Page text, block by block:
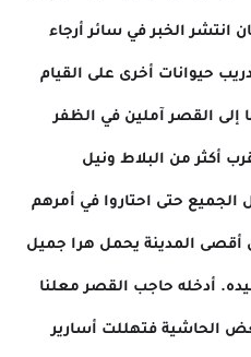
انتشر الخبر في سائر أرجاء
حيوانات أخرى على القيام
إلى القصر آملين في الظفر
أكثر من البلاط ونيل
الجميع حتى احتاروا في أمرهم
المدينة يحمل هرا جميل
أدخله حاجب القصر معلنا
الحاشية فتهللت أسارير